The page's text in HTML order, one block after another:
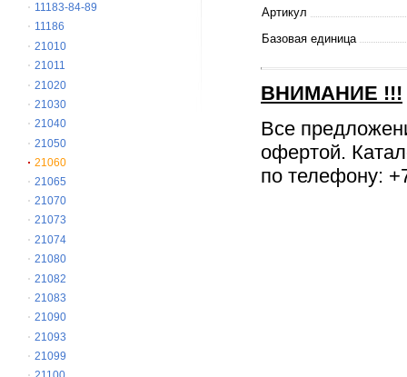
11183-84-89
11186
21010
21011
21020
21030
21040
21050
21060
21065
21070
21073
21074
21080
21082
21083
21090
21093
21099
Артикул
Базовая единица
ВНИМАНИЕ !!!
Все
офертой.
по телефону: